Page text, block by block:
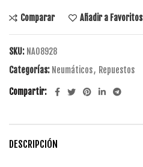
Comparar Añadir a Favoritos
SKU: NA08928
Categorías: Neumáticos, Repuestos
Compartir
DESCRIPCIÓN